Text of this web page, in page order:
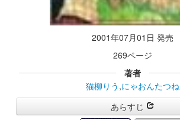
2001年07月01日 発売
269ページ
著者
猫柳りう ,にゃおんたつね
あらすじ